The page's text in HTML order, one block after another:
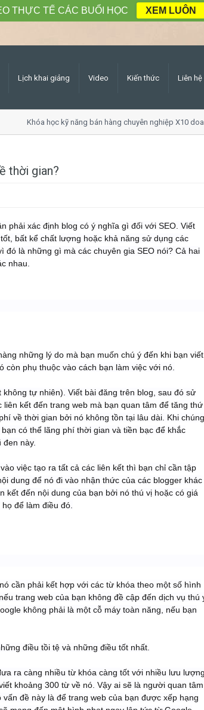
Lịch khai giảng Video Kiến thức Liên
Khóa học kỹ năng bán hàng chuyên nghiệp X10 doanh
thời gian?
phải xác định blog có ý nghĩa gì đối với SEO. Viết
bất kể chất lượng hoặc khả năng sử dụng các
đó là những gì mà các chuyên gia SEO nói? Cả hai
nhau.
những lý do mà bạn muốn chú ý đến khi bạn viết
phụ thuộc vào cách bạn làm việc với nó.
tự nhiên). Viết bài đăng trên blog, sau đó sử
kết đến trang web mà bạn quan tâm để tăng thứ
về thời gian bởi nó không tồn tại lâu dài. Khi chúng
có thể lãng phí thời gian và tiền bạc để khắc
này.
việc tạo ra tất cả các liên kết thì bạn chỉ cần tập
dung để nó đi vào nhận thức của các blogger khác
kết đến nội dung của bạn bởi nó thú vị hoặc có giá
để làm điều đó.
cần phải kết hợp với các từ khóa theo một số hình
trang web của bạn không đề cập đến dịch vụ thú
không phải là một cỗ máy toàn năng, nếu bạn
điều tồi tệ và những điều tốt nhất.
ra càng nhiều từ khóa càng tốt với nhiều lưu lượng
khoảng 300 từ về nó. Vậy ai sẽ là người quan tâm
đề này là để trang web của bạn được xếp hạng
THỰC TẾ CÁC BUỔI HỌC XEM LUÔN